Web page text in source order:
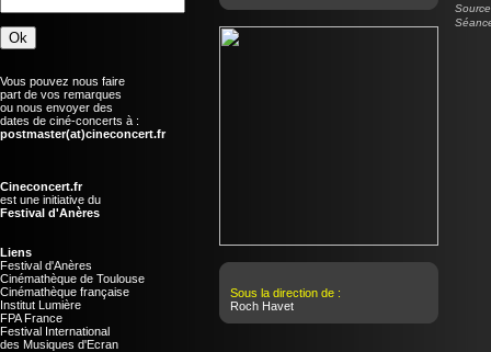
Vous pouvez nous faire
part de vos remarques
ou nous envoyer des
dates de ciné-concerts à :
postmaster(at)cineconcert.fr
Cineconcert.fr
est une initiative du
Festival d'Anères
Liens
Festival d'Anères
Cinémathèque de Toulouse
Cinémathèque française
Institut Lumière
FPA France
Festival International
des Musiques d'Ecran
Sous la direction de :
Roch Havet